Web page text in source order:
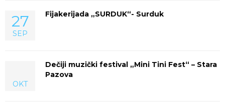
27
SEP
Fijakerijada „SURDUK“- Surduk
OKT
Dečiji muzički festival „Mini Tini Fest“ – Stara
Pazova